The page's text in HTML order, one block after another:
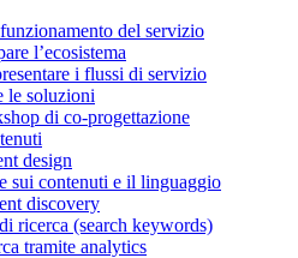
del servizio
l’ecosistema
i flussi di servizio
le soluzioni
di co-progettazione
design
sui contenuti e il linguaggio
discovery
ricerca (search keywords)
tramite analytics